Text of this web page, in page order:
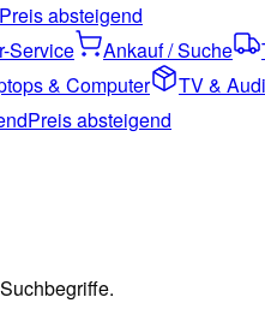
Preis absteigend
Service Ankauf / Suche
& Computer TV &
Preis absteigend